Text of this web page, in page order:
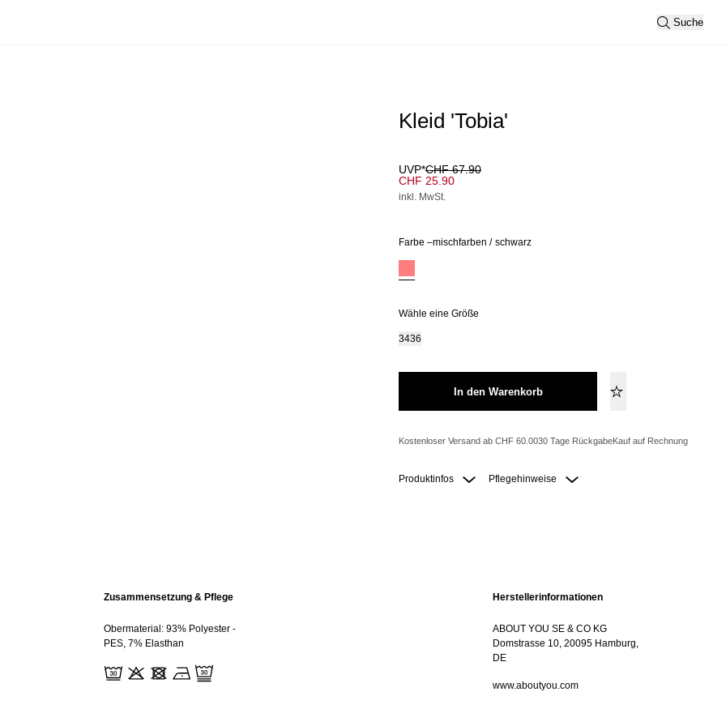
Suche
Kleid 'Tobia'
UVP*CHF 67.90
CHF 25.90
inkl. MwSt.
Farbe –mischfarben / schwarz
Wähle eine Größe
3436
In den Warenkorb
Kostenloser Versand ab CHF 60.0030 Tage RückgabeKauf auf Rechnung
Produktinfos Pflegehinweise
Zusammensetzung & Pflege
Obermaterial: 93% Polyester -
PES, 7% Elasthan
Herstellerinformationen
ABOUT YOU SE & CO KG
Domstrasse 10, 20095 Hamburg,
DE
www.aboutyou.com